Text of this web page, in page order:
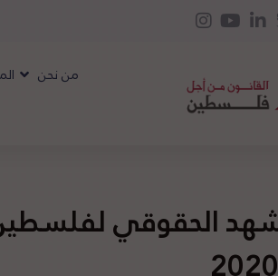
من نحن